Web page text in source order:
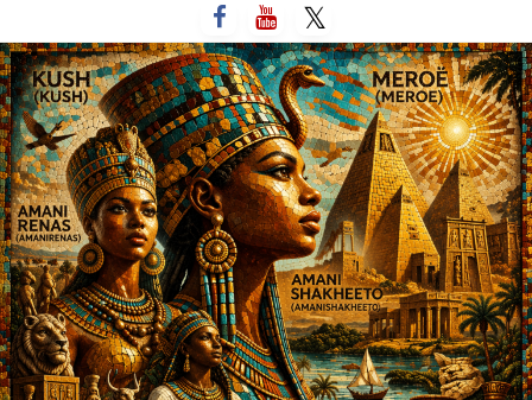
إلى
المحتوى